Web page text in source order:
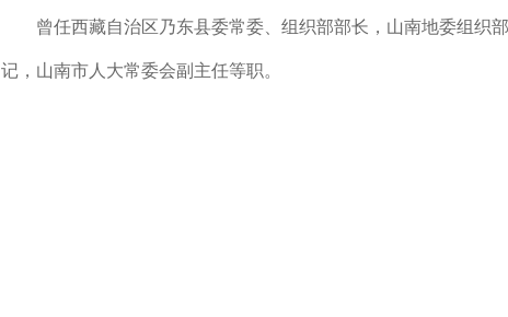
曾任西藏自治区乃东县委常委、组织部部长，山南地委组织
记，山南市人大常委会副主任等职。